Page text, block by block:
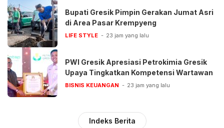
Bupati Gresik Pimpin Gerakan Jumat Asri
di Area Pasar Krempyeng
LIFE STYLE 23 jam yang lalu
PWI Gresik Apresiasi Petrokimia Gresik
Upaya Tingkatkan Kompetensi Wartawan
BISNIS KEUANGAN 23 jam yang lalu
Indeks Berita